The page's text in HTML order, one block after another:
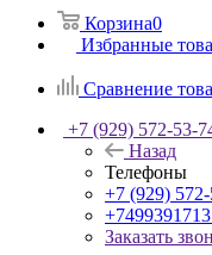
Корзина0
Избранные
Сравнение
+7 (929) 572-53-
Назад
Телефоны
+7 (929)
Заказать